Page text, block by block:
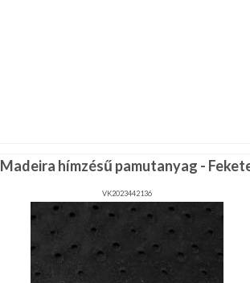
Madeira hímzésű pamutanyag -
VK2023442136